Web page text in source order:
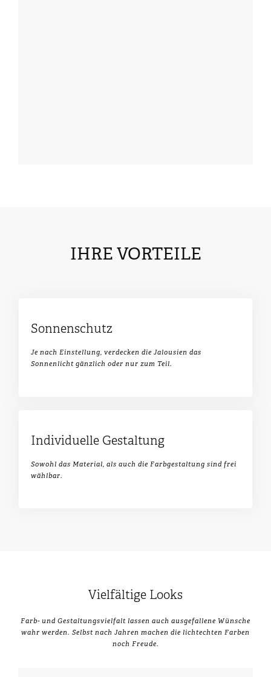
IHRE VORTEILE
Sonnenschutz
Je nach Einstellung, verdecken die Jalousien das
Sonnenlicht gänzlich oder nur zum Teil.
Individuelle Gestaltung
Sowohl das Material, als auch die Farbgestaltung sind frei
wählbar.
Vielfältige Looks
Farb- und Gestaltungsvielfalt lassen auch ausgefallene Wünsche
wahr werden. Selbst nach Jahren machen die lichtechten Farben
noch Freude.